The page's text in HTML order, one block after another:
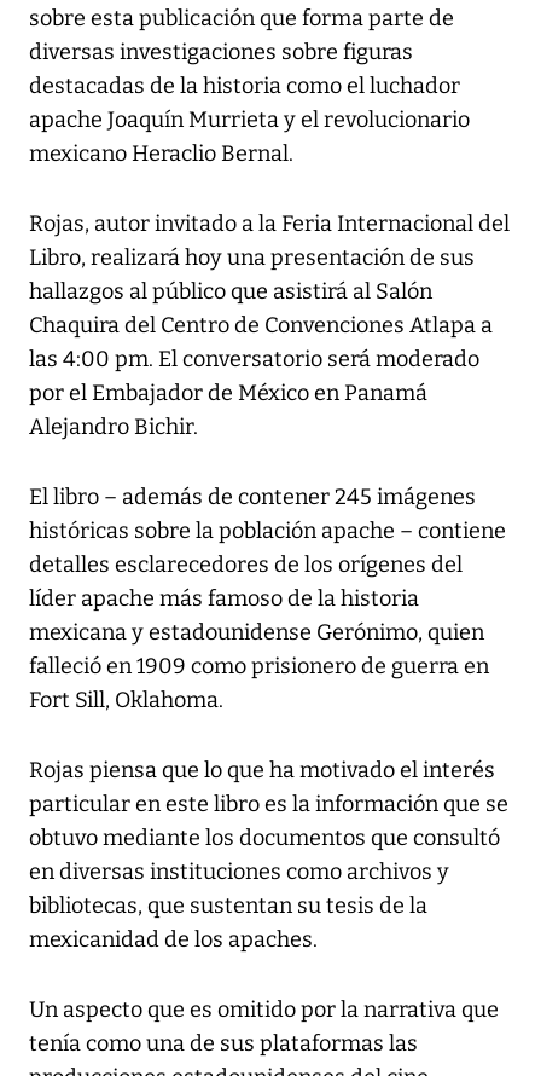
sobre esta publicación que forma parte de
diversas investigaciones sobre figuras
destacadas de la historia como el luchador
apache Joaquín Murrieta y el revolucionario
mexicano Heraclio Bernal.
Rojas, autor invitado a la Feria Internacional del
Libro, realizará hoy una presentación de sus
hallazgos al público que asistirá al Salón
Chaquira del Centro de Convenciones Atlapa a
las 4:00 pm. El conversatorio será moderado
por el Embajador de México en Panamá
Alejandro Bichir.
El libro – además de contener 245 imágenes
históricas sobre la población apache – contiene
detalles esclarecedores de los orígenes del
líder apache más famoso de la historia
mexicana y estadounidense Gerónimo, quien
falleció en 1909 como prisionero de guerra en
Fort Sill, Oklahoma.
Rojas piensa que lo que ha motivado el interés
particular en este libro es la información que se
obtuvo mediante los documentos que consultó
en diversas instituciones como archivos y
bibliotecas, que sustentan su tesis de la
mexicanidad de los apaches.
Un aspecto que es omitido por la narrativa que
tenía como una de sus plataformas las